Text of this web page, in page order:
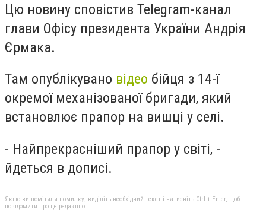
Цю новину сповістив Telegram-канал
глави Офісу президента України Андрія
Єрмака.
Там опублікувано відео бійця з 14-ї
окремої механізованої бригади, який
встановлює прапор на вишці у селі.
- Найпрекрасніший прапор у світі, -
йдеться в дописі.
Якщо ви помітили помилку, виділіть необхідний текст і натисніть Ctrl + Enter, щоб
повідомити про це редакцію